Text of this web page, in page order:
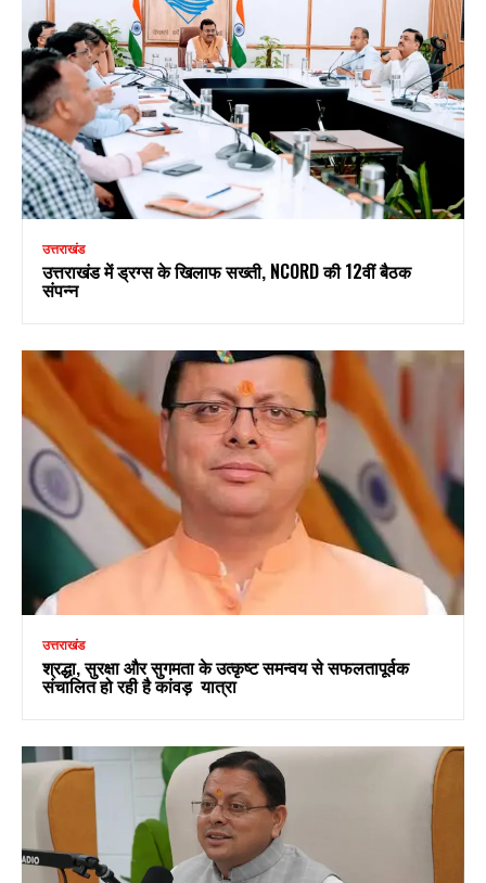
उत्तराखंड
उत्तराखंड में ड्रग्स के खिलाफ सख्ती, NCORD की 12वीं बैठक
संपन्न
उत्तराखंड
श्रद्धा, सुरक्षा और सुगमता के उत्कृष्ट समन्वय से सफलतापूर्वक
संचालित हो रही है कांवड़ यात्रा